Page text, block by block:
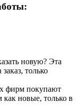
новую? Эта
только
фирм покупают
новые, только в